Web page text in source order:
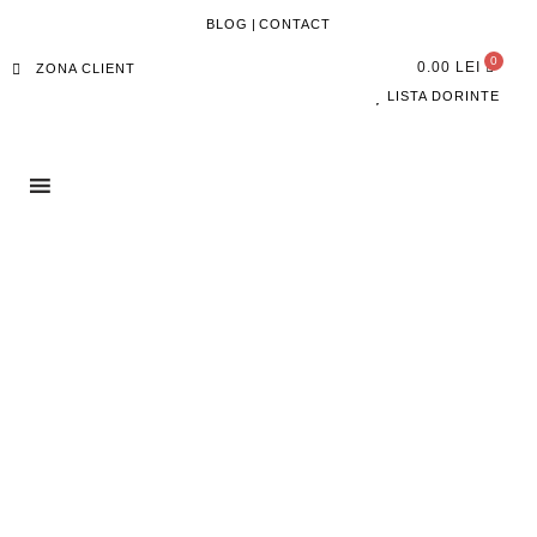
BLOG | CONTACT
ZONA CLIENT 0.00 LEI
LISTA DORINTE